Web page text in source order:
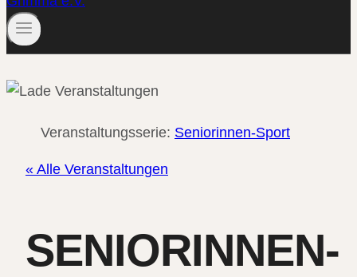
Veranstaltungsserie: Seniorinnen-Sport
« Alle Veranstaltungen
SENIORINNEN-